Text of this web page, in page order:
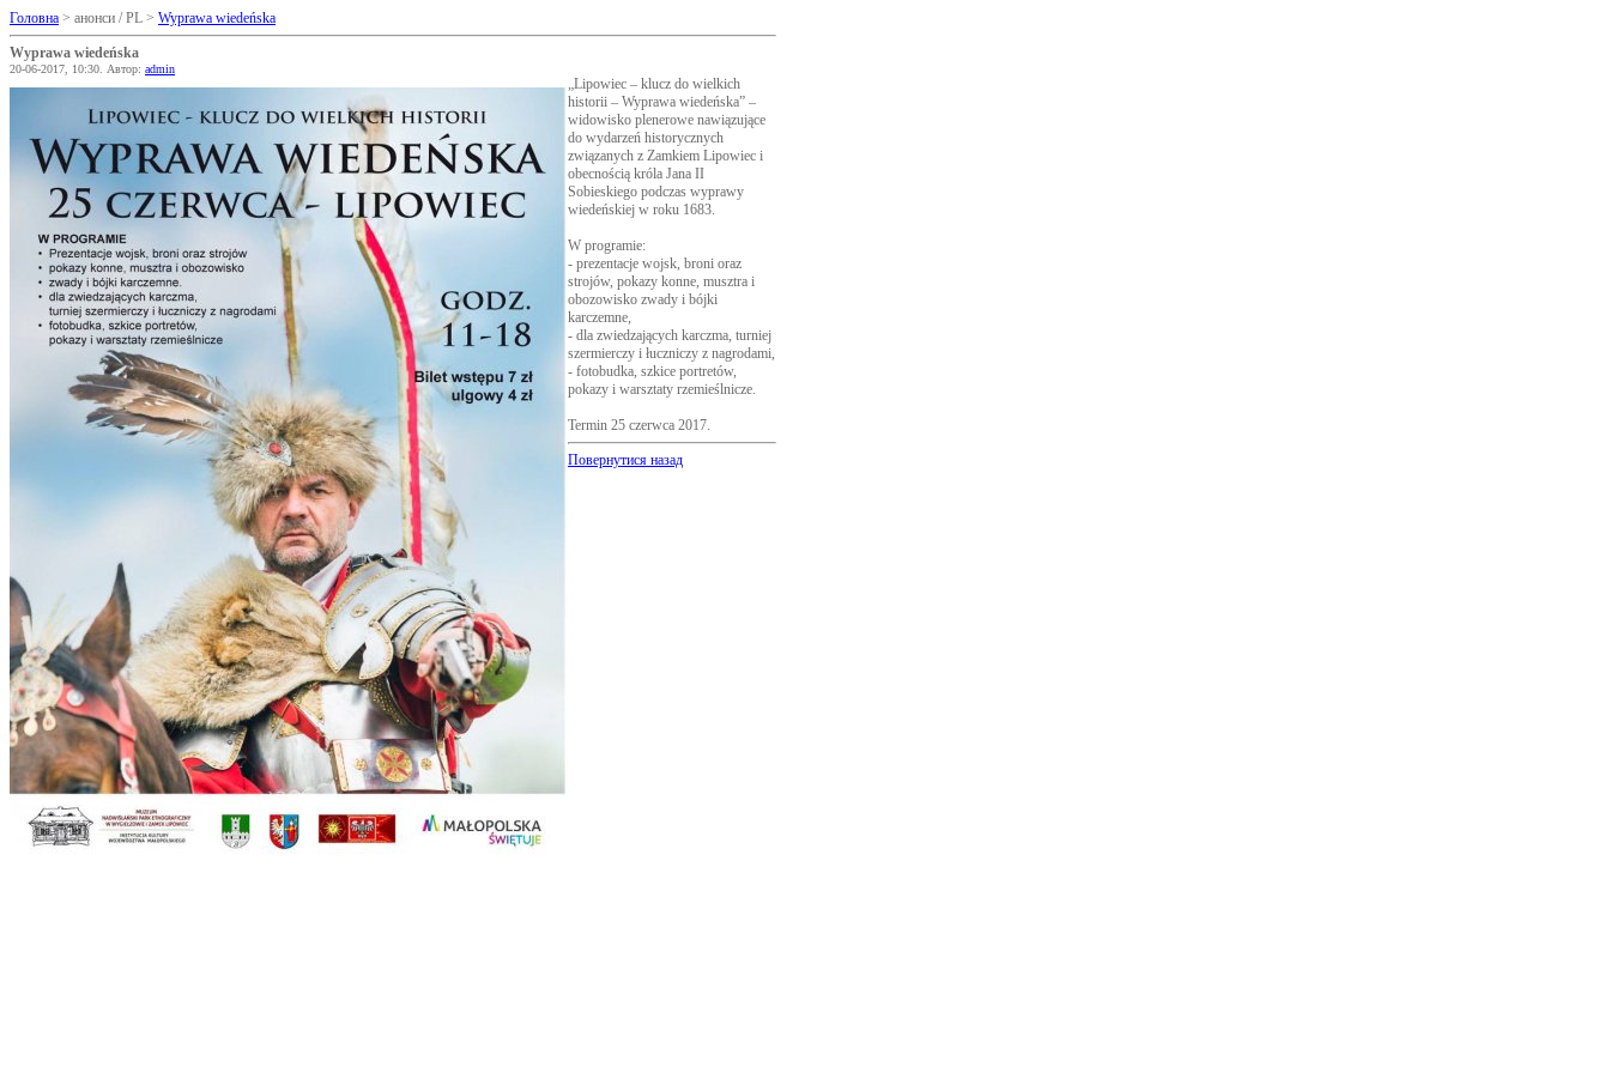
Головна > анонси / PL > Wyprawa wiedeńska
Wyprawa wiedeńska
20-06-2017, 10:30. Автор: admin
„Lipowiec – klucz do wielkich
historii – Wyprawa wiedeńska” –
widowisko plenerowe nawiązujące
do wydarzeń historycznych
związanych z Zamkiem Lipowiec i
obecnością króla Jana II
Sobieskiego podczas wyprawy
wiedeńskiej w roku 1683.
W programie:
- prezentacje wojsk, broni oraz
strojów, pokazy konne, musztra i
obozowisko zwady i bójki
karczemne,
- dla zwiedzających karczma, turniej
szermierczy i łuczniczy z nagrodami,
- fotobudka, szkice portretów,
pokazy i warsztaty rzemieślnicze.
Termin 25 czerwca 2017.
Повернутися назад